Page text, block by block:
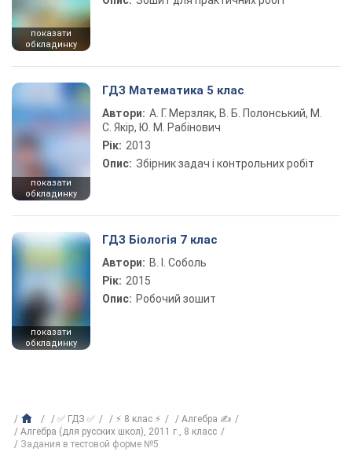
показати
обкладинку
показати
обкладинку
ГДЗ Математика 5 клас
Автори: А. Г. Мерзляк, В. Б. Полонський, М.
С. Якір, Ю. М. Рабінович
Рік: 2013
Опис: Збірник задач і контрольних робіт
показати
обкладинку
ГДЗ Біологія 7 клас
Автори: В. І. Соболь
Рік: 2015
Опис: Робочий зошит
✅ ГДЗ ✅ ⚡ 8 клас ⚡
Алгебра ✍
Алгебра (для русских школ), 2011 г., 8 класс
Задания в тестовой форме №5